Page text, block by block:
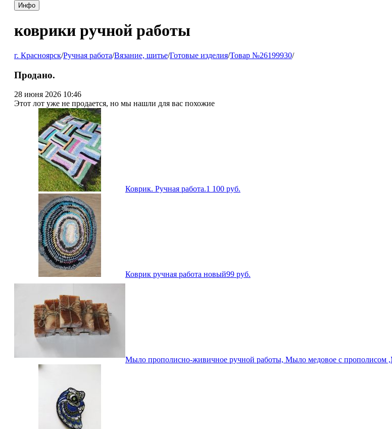
Инфо
коврики ручной работы
г. Красноярск/Ручная работа/Вязание, шитье/Готовые изделия/Товар №26199930/
Продано.
28 июня 2026 10:46
Этот лот уже не продается, но мы нашли для вас похожие
Коврик. Ручная работа.1 100 руб.
Коврик ручная работа новый99 руб.
Мыло прополисно-живичное ручной работы, Мыло медовое с прополисом